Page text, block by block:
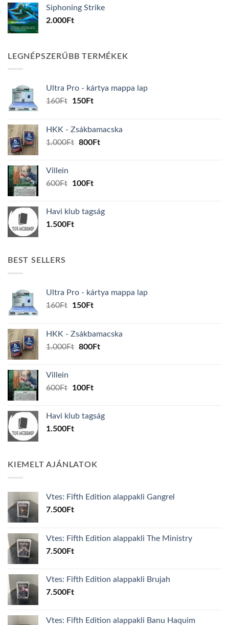
Siphoning Strike
2.000Ft
LEGNÉPSZERŰBB TERMÉKEK
Ultra Pro - kártya mappa lap
160Ft
Original
160Ft.
150FtCurrent
150Ft.
HKK - Zsákbamacska
1.000Ft Original
800FtCurrent
Villein
600Ft
Original
600Ft.
100FtCurrent
100Ft.
Havi klub tagság
1.500Ft
BEST SELLERS
Ultra Pro - kártya mappa lap
160Ft
Original
160Ft.
150FtCurrent
150Ft.
HKK - Zsákbamacska
1.000Ft Original
800FtCurrent
Villein
600Ft
Original
600Ft.
100FtCurrent
100Ft.
Havi klub tagság
1.500Ft
KIEMELT AJÁNLATOK
Vtes: Fifth Edition alappakli Gangrel
7.500Ft
Vtes: Fifth Edition alappakli The Ministry
7.500Ft
Vtes: Fifth Edition alappakli Brujah
7.500Ft
Vtes: Fifth Edition alappakli Banu Haquim